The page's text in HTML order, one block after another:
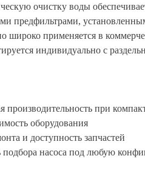
очистку воды
предфильтрами,
широко применяется в
индивидуально с
производительность при
оборудования
и доступность запчастей
насоса под любую